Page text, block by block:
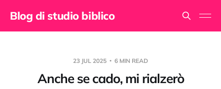
Blog di studio biblico
23 JUL 2025 6 MIN READ
Anche se cado, mi rialzerò